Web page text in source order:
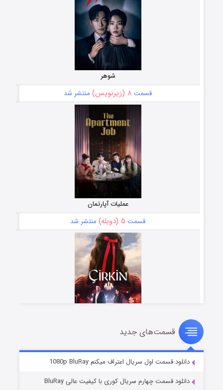
شوهر
قسمت ۸ (زیرنویس) منتشر شد
عملیات آپارتمان
قسمت ۵ (دوبله) منتشر شد
سریال زشت
قسمت۲ (زیرنویس) منتشر شد
قسمت‌های جدید
دانلود قسمت اول سریال اعتراف میکنم 1080p BluRay
دانلود قسمت چهارم سریال کوری با کیفیت عالی BluRay